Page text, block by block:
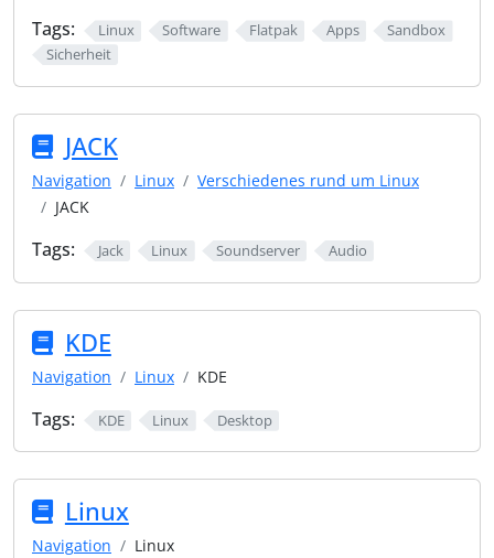
Tags: Linux Software Flatpak Apps
Sandbox
Sicherheit
JACK
Navigation Linux
Verschiedenes rund um Linux
JACK
Tags: Jack Linux Soundserver Audio
KDE
Navigation Linux KDE
Tags: KDE Linux Desktop
Linux
Navigation Linux